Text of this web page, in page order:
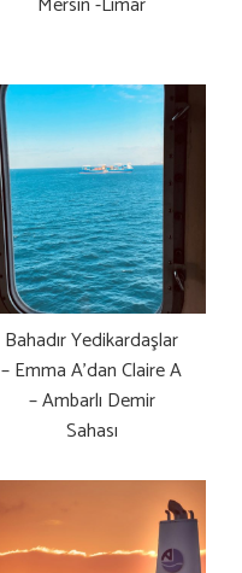
Bahadır Yedikardaşlar
– Emma A’dan Claire A
– Ambarlı Demir
Sahası